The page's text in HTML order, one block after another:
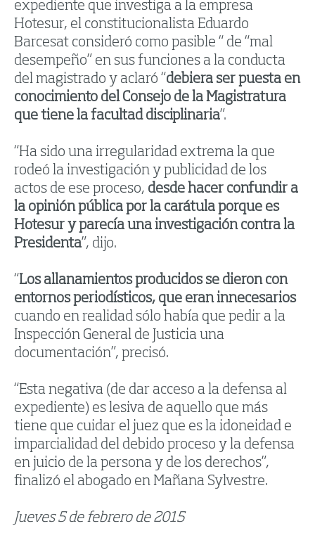
expediente que investiga a la empresa
Hotesur, el constitucionalista Eduardo
Barcesat consideró como pasible “ de “mal
desempeño” en sus funciones a la conducta
del magistrado y aclaró “debiera ser puesta en
conocimiento del Consejo de la Magistratura
que tiene la facultad disciplinaria”.
“Ha sido una irregularidad extrema la que
rodeó la investigación y publicidad de los
actos de ese proceso, desde hacer confundir a
la opinión pública por la carátula porque es
Hotesur y parecía una investigación contra la
Presidenta”, dijo.
“Los allanamientos producidos se dieron con
entornos periodísticos, que eran innecesarios
cuando en realidad sólo había que pedir a la
Inspección General de Justicia una
documentación”, precisó.
“Esta negativa (de dar acceso a la defensa al
expediente) es lesiva de aquello que más
tiene que cuidar el juez que es la idoneidad e
imparcialidad del debido proceso y la defensa
en juicio de la persona y de los derechos”,
finalizó el abogado en Mañana Sylvestre.
Jueves 5 de febrero de 2015